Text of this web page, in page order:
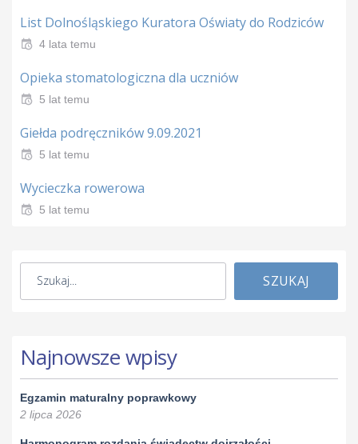
List Dolnośląskiego Kuratora Oświaty do Rodziców
4 lata temu
Opieka stomatologiczna dla uczniów
5 lat temu
Giełda podręczników 9.09.2021
5 lat temu
Wycieczka rowerowa
5 lat temu
SZUKAJ
Najnowsze wpisy
Egzamin maturalny poprawkowy
2 lipca 2026